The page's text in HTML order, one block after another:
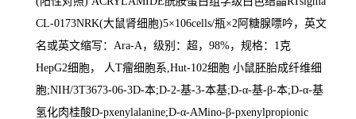
CL-0173NRK(大鼠肾细胞)5×106cells/瓶×2 阿糖腺嘌吟，英文
名或英文缩写： Ara-A ，级别：超， 98%，规格： 1 克
HepG2细胞， 人T瘤细胞系 ,Hut-102细胞 小鼠胚胎成纤维细
胞;NIH/3T3673-06-3D-本;D-2-基-3-本基;D-α-基-β-本;D-α-基
氢化肉桂酸D-pxenylalanine;D-α-AMino-β-pxenylpropionic